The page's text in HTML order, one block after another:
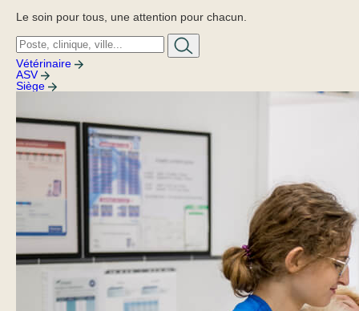
Le soin pour tous, une attention pour chacun.
Vétérinaire
ASV
Siège